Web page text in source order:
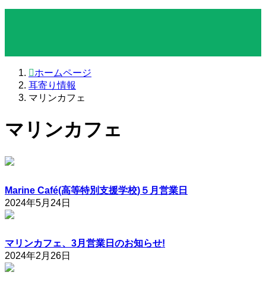
ホームページ
耳寄り情報
マリンカフェ
マリンカフェ
Marine Café(高等特別支援学校)５月営業日
2024年5月24日
マリンカフェ、3月営業日のお知らせ!
2024年2月26日